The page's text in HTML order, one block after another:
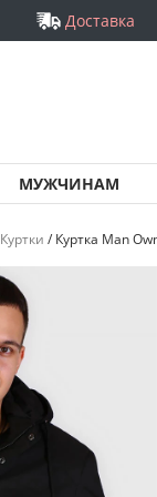
Доставка
МУЖЧИНАМ
Куртки / Куртка Man